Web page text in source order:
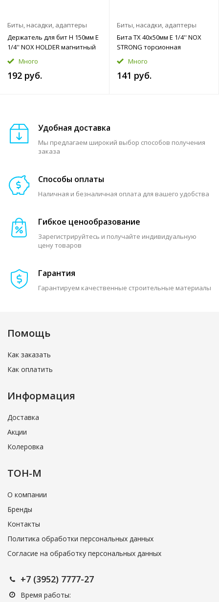
Биты, насадки, адаптеры
Держатель для бит H 150мм E
1/4'' NOX HOLDER магнитный
Много
192 руб.
Биты, насадки, адаптеры
Бита TX 40x50мм E 1/4'' NOX
STRONG торсионная
Много
141 руб.
Удобная доставка
Мы предлагаем широкий выбор способов получения
заказа
Способы оплаты
Наличная и безналичная оплата для вашего удобства
Гибкое ценообразование
Зарегистрируйтесь и получайте индивидуальную
цену товаров
Гарантия
Гарантируем качественные строительные материалы
Помощь
Как заказать
Как оплатить
Информация
Доставка
Акции
Колеровка
ТОН-М
О компании
Бренды
Контакты
Политика обработки персональных данных
Согласие на обработку персональных данных
+7 (3952) 7777-27
Время работы: